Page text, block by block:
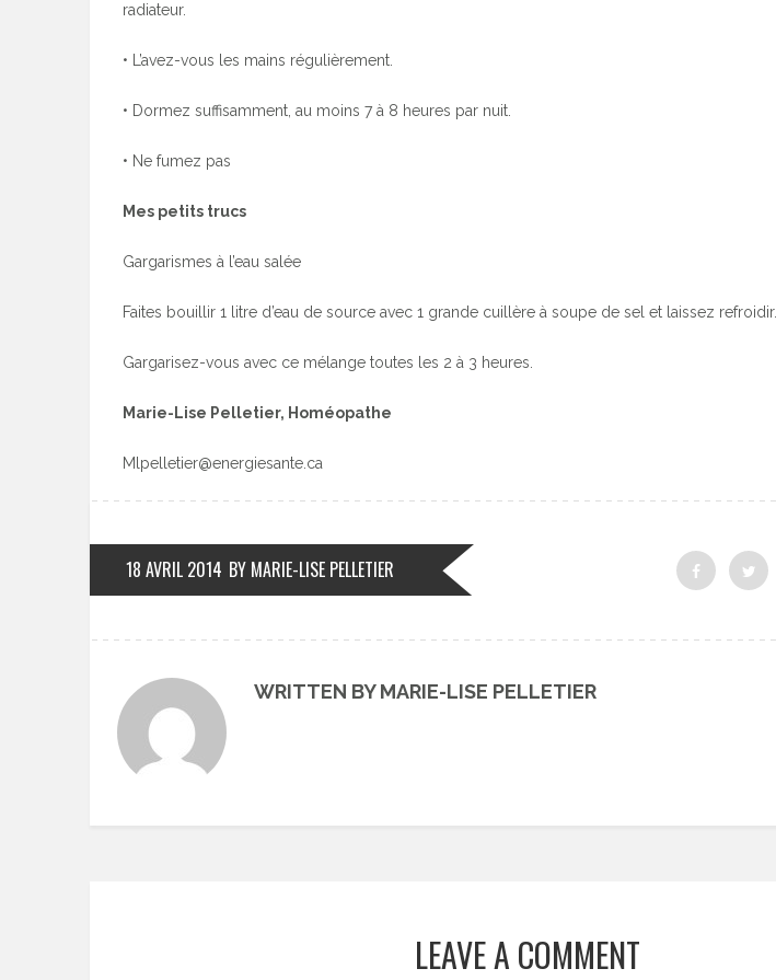
radiateur.
• L’avez-vous les mains régulièrement.
• Dormez suffisamment, au moins 7 à 8 heures par nuit.
• Ne fumez pas
Mes petits trucs
Gargarismes à l’eau salée
Faites bouillir 1 litre d’eau de source avec 1 grande cuillère à soupe de sel et laissez refroidir.
Gargarisez-vous avec ce mélange toutes les 2 à 3 heures.
Marie-Lise Pelletier, Homéopathe
Mlpelletier@energiesante.ca
18 AVRIL 2014 BY MARIE-LISE PELLETIER
WRITTEN BY MARIE-LISE PELLETIER
LEAVE A COMMENT